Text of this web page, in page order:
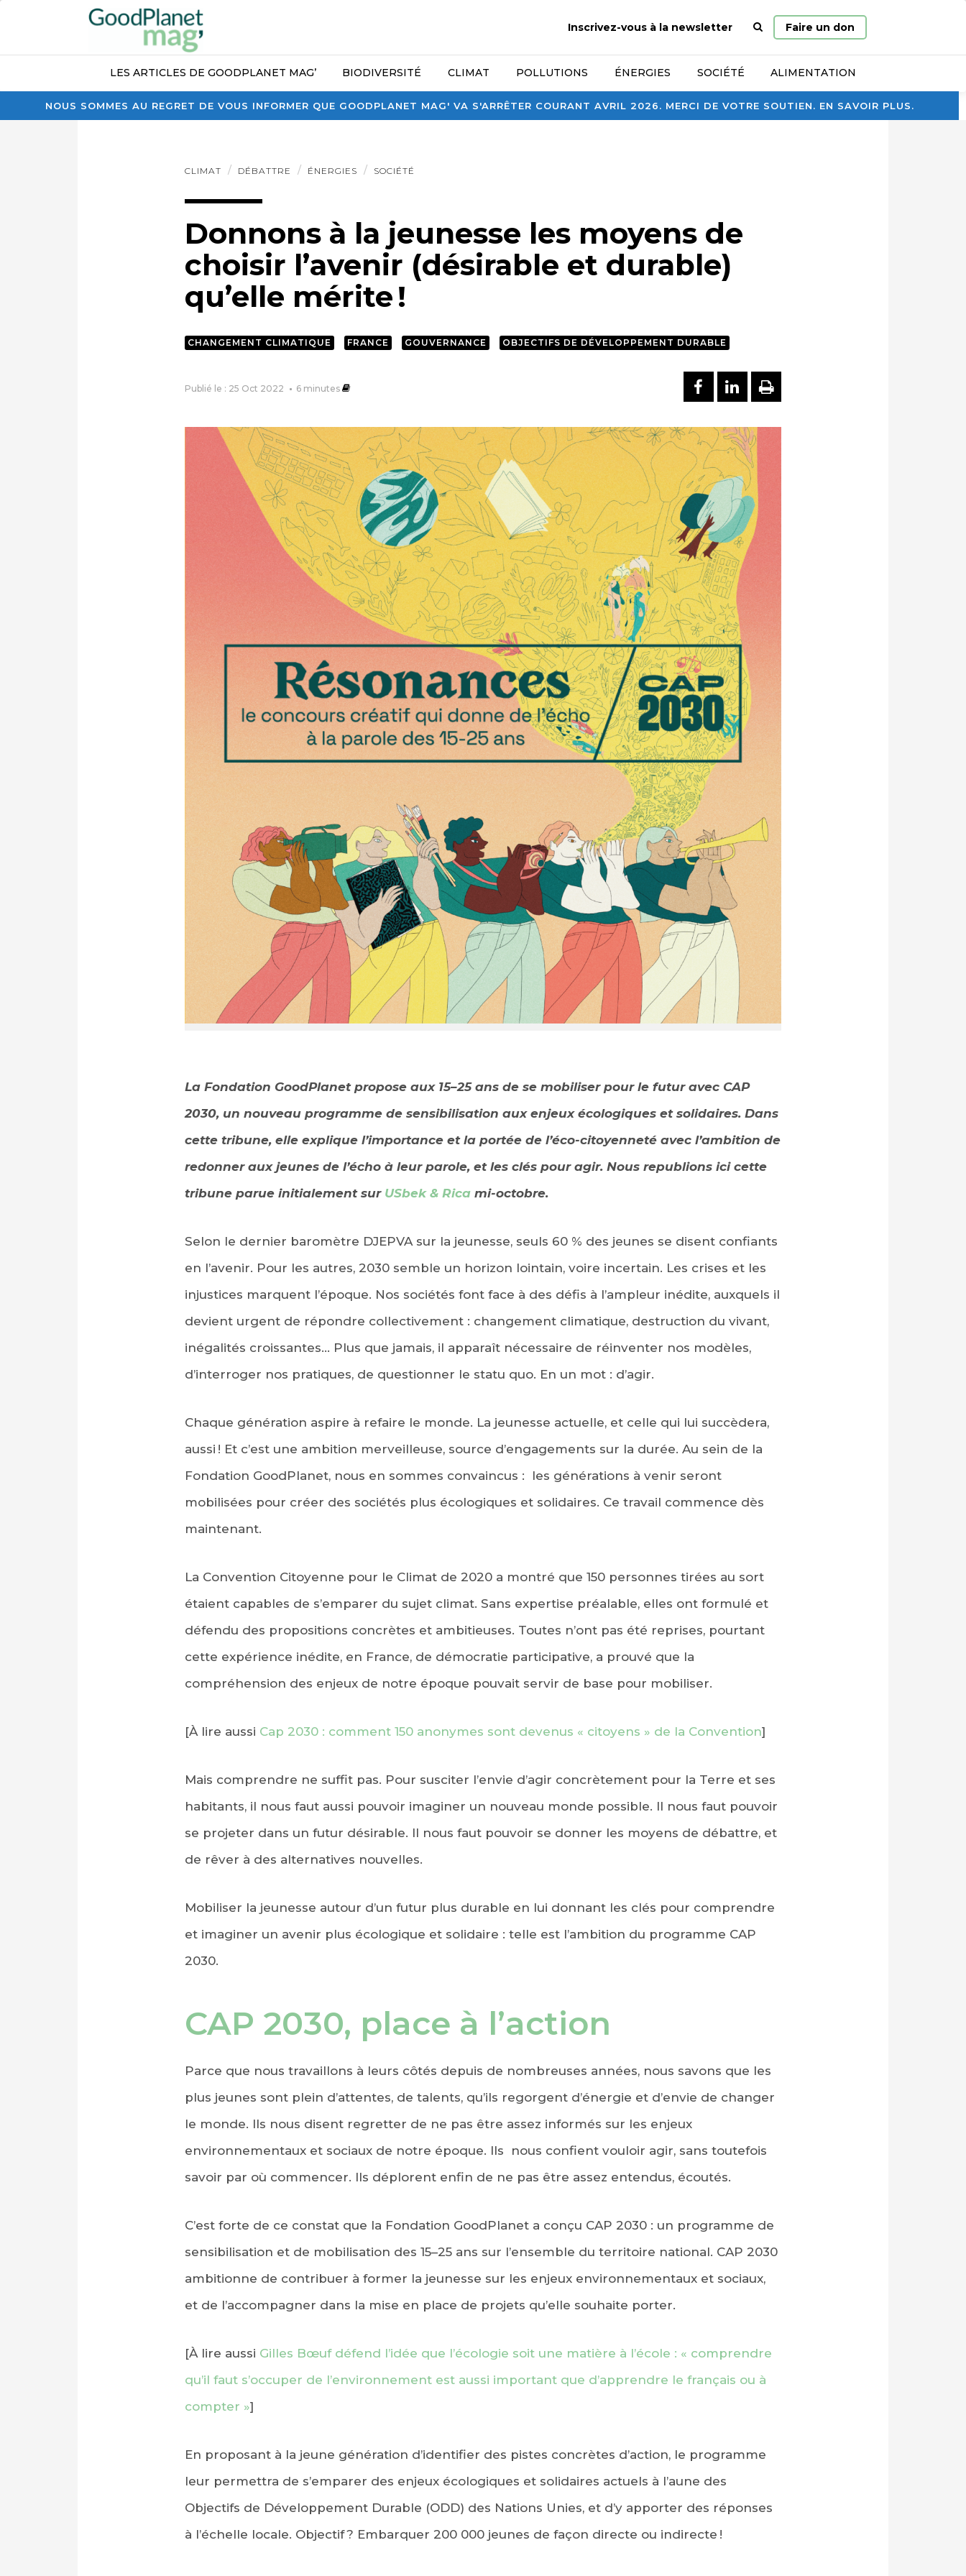
NOUS SOMMES AU REGRET DE VOUS INFORMER QUE GOODPLANET MAG' VA S'ARRÊTER COURANT AVRIL 2026. MERCI DE VOTRE SOUTIEN. EN SAVOIR PLUS.
Inscrivez-vous à la newsletter
Page
d’accueil
Faire un don
LES ARTICLES DE GOODPLANET MAG’ BIODIVERSITÉ CLIMAT POLLUTIONS ÉNERGIES SOCIÉTÉ ALIMENTATION
PARTAGER SUR FACEBOOK
PARTAGER SUR LINKEDIN
CLIMAT DÉBATTRE ÉNERGIES SOCIÉTÉ
Donnons à la jeunesse les moyens de
choisir l’avenir (désirable et durable)
qu’elle mérite !
CHANGEMENT CLIMATIQUE FRANCE GOUVERNANCE OBJECTIFS DE DÉVELOPPEMENT DURABLE
Publié le : 25 Oct 2022 6 minutes PARTAGER SUR FACEBOOK
PARTAGER SUR
IMPRIMER
La Fondation GoodPlanet propose aux 15–25 ans de se mobiliser pour le futur avec CAP
2030, un nouveau programme de sensibilisation aux enjeux écologiques et solidaires. Dans
cette tribune, elle explique l’importance et la portée de l’éco-citoyenneté avec l’ambition de
redonner aux jeunes de l’écho à leur parole, et les clés pour agir. Nous republions ici cette
tribune parue initialement sur USbek & Ricami-octobre.
Selon le dernier baromètre DJEPVA sur la jeunesse, seuls 60 % des jeunes se disent confiants
en l’avenir. Pour les autres, 2030 semble un horizon lointain, voire incertain. Les crises et les
injustices marquent l’époque. Nos sociétés font face à des défis à l’ampleur inédite, auxquels il
devient urgent de répondre collectivement : changement climatique, destruction du vivant,
inégalités croissantes… Plus que jamais, il apparaît nécessaire de réinventer nos modèles,
d’interroger nos pratiques, de questionner le statu quo. En un mot : d’agir.
Chaque génération aspire à refaire le monde. La jeunesse actuelle, et celle qui lui succèdera,
aussi ! Et c’est une ambition merveilleuse, source d’engagements sur la durée. Au sein de la
Fondation GoodPlanet, nous en sommes convaincus : les générations à venir seront
mobilisées pour créer des sociétés plus écologiques et solidaires. Ce travail commence dès
maintenant.
La Convention Citoyenne pour le Climat de 2020 a montré que 150 personnes tirées au sort
étaient capables de s’emparer du sujet climat. Sans expertise préalable, elles ont formulé et
défendu des propositions concrètes et ambitieuses. Toutes n’ont pas été reprises, pourtant
cette expérience inédite, en France, de démocratie participative, a prouvé que la
compréhension des enjeux de notre époque pouvait servir de base pour mobiliser.
[À lire aussi Cap 2030 : comment 150 anonymes sont devenus « citoyens » de la Convention]
Mais comprendre ne suffit pas. Pour susciter l’envie d’agir concrètement pour la Terre et ses
habitants, il nous faut aussi pouvoir imaginer un nouveau monde possible. Il nous faut pouvoir
se projeter dans un futur désirable. Il nous faut pouvoir se donner les moyens de débattre, et
de rêver à des alternatives nouvelles.
Mobiliser la jeunesse autour d’un futur plus durable en lui donnant les clés pour comprendre
et imaginer un avenir plus écologique et solidaire : telle est l’ambition du programme CAP
2030.
CAP 2030, place à l’action
Parce que nous travaillons à leurs côtés depuis de nombreuses années, nous savons que les
plus jeunes sont plein d’attentes, de talents, qu’ils regorgent d’énergie et d’envie de changer
le monde. Ils nous disent regretter de ne pas être assez informés sur les enjeux
environnementaux et sociaux de notre époque. Ils nous confient vouloir agir, sans toutefois
savoir par où commencer. Ils déplorent enfin de ne pas être assez entendus, écoutés.
C’est forte de ce constat que la Fondation GoodPlanet a conçu CAP 2030 : un programme de
sensibilisation et de mobilisation des 15–25 ans sur l’ensemble du territoire national. CAP 2030
ambitionne de contribuer à former la jeunesse sur les enjeux environnementaux et sociaux,
et de l’accompagner dans la mise en place de projets qu’elle souhaite porter.
[À lire aussi Gilles Bœuf défend l’idée que l’écologie soit une matière à l’école : « comprendre
qu’il faut s’occuper de l’environnement est aussi important que d’apprendre le français ou à
compter »]
En proposant à la jeune génération d’identifier des pistes concrètes d’action, le programme
leur permettra de s’emparer des enjeux écologiques et solidaires actuels à l’aune des
Objectifs de Développement Durable (ODD) des Nations Unies, et d’y apporter des réponses
à l’échelle locale. Objectif ? Embarquer 200 000 jeunes de façon directe ou indirecte !